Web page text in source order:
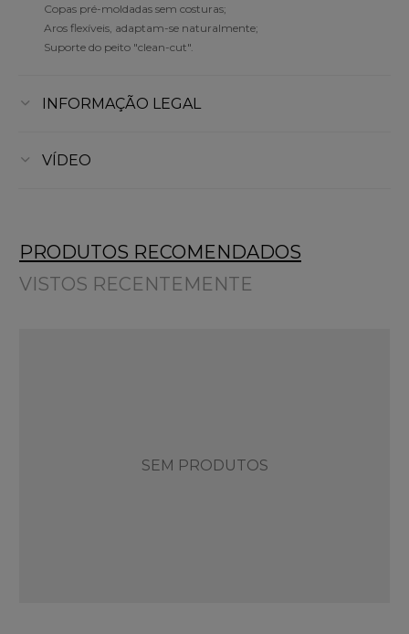
Copas pré-moldadas sem costuras;
Aros flexíveis, adaptam-se naturalmente;
Suporte do peito "clean-cut".
INFORMAÇÃO LEGAL
VÍDEO
PRODUTOS RECOMENDADOS
VISTOS RECENTEMENTE
SEM PRODUTOS